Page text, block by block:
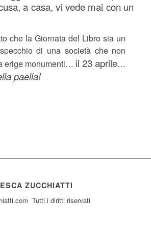
a casa, vi vede mai con un
che la Giornata del Libro sia un
di una società che non
erige monumenti… il 23 aprile…
paella!
ZUCCHIATTI
Tutti i diritti riservati